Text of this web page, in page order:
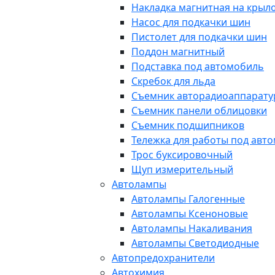
Накладка магнитная на
Насос для подкачки шин
Пистолет для подкачки шин
Поддон магнитный
Подставка под автомобиль
Скребок для льда
Съемник
Съемник панели облицовки
Съемник подшипников
Тележка для работы под
Трос буксировочный
Щуп измерительный
Автолампы
Автолампы Галогенные
Автолампы Ксеноновые
Автолампы Накаливания
Автолампы Светодиодные
Автопредохранители